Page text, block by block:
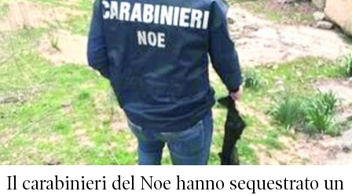
Il carabinieri del Noe hanno sequestrato un